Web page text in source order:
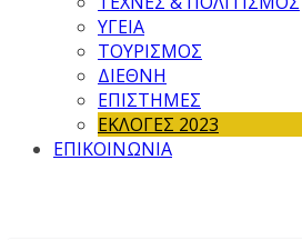
ΥΓΕΙΑ
ΤΟΥΡΙΣΜΟΣ
ΔΙΕΘΝΗ
ΕΠΙΣΤΗΜΕΣ
ΕΚΛΟΓΕΣ 2023
ΕΠΙΚΟΙΝΩΝΙΑ